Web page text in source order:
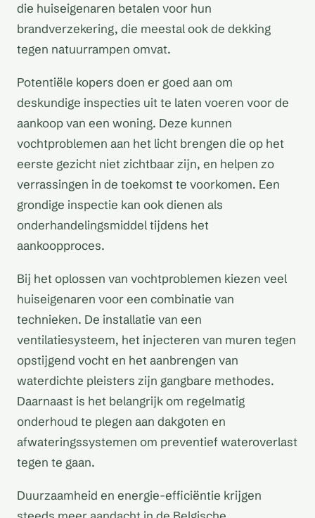
die huiseigenaren betalen voor hun
brandverzekering, die meestal ook de dekking
tegen natuurrampen omvat.
Potentiële kopers doen er goed aan om
deskundige inspecties uit te laten voeren voor de
aankoop van een woning. Deze kunnen
vochtproblemen aan het licht brengen die op het
eerste gezicht niet zichtbaar zijn, en helpen zo
verrassingen in de toekomst te voorkomen. Een
grondige inspectie kan ook dienen als
onderhandelingsmiddel tijdens het
aankoopproces.
Bij het oplossen van vochtproblemen kiezen veel
huiseigenaren voor een combinatie van
technieken. De installatie van een
ventilatiesysteem, het injecteren van muren tegen
opstijgend vocht en het aanbrengen van
waterdichte pleisters zijn gangbare methodes.
Daarnaast is het belangrijk om regelmatig
onderhoud te plegen aan dakgoten en
afwateringssystemen om preventief wateroverlast
tegen te gaan.
Duurzaamheid en energie-efficiëntie krijgen